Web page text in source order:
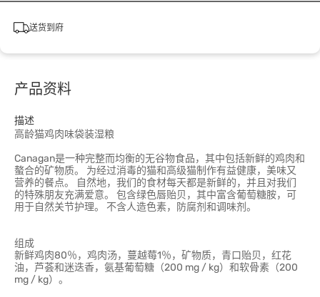
送货到府
产品资料
描述
高龄猫鸡肉味袋装湿粮
Canagan是一种完整而均衡的无谷物食品，其中包括新鲜的鸡肉和
螯合的矿物质。 为经过消毒的猫和高级猫制作有益健康，美味又
营养的餐点。 自然地，我们的食材每天都是新鲜的，并且对我们
的特殊朋友充满爱意。 包含绿色唇贻贝，其中富含葡萄糖胺，可
用于自然关节护理。 不含人造色素，防腐剂和调味剂。
组成
新鲜鸡肉80％，鸡肉汤，蔓越莓1％，矿物质，青口贻贝，红花
油，芦荟和迷迭香，氨基葡萄糖（200 mg / kg）和软骨素（200
mg / kg）。